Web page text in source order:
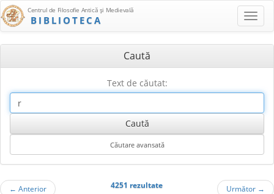
Centrul de Filosofie Antică şi Medievală
BIBLIOTECA
Caută
Text de căutat:
← Anterior 4251 rezultate Următor →